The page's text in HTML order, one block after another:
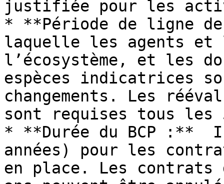
justifiée pour les
* **Période de ligne
laquelle les agents et
l’écosystème, et les
espèces indicatrices
changements. Les
sont requises tous les
* **Durée du BCP :**
années) pour les
en place. Les contrats